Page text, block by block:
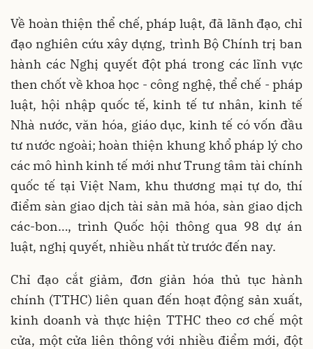
Về hoàn thiện thể chế, pháp luật, đã lãnh đạo, chỉ
đạo nghiên cứu xây dựng, trình Bộ Chính trị ban
hành các Nghị quyết đột phá trong các lĩnh vực
then chốt về khoa học - công nghệ, thể chế - pháp
luật, hội nhập quốc tế, kinh tế tư nhân, kinh tế
Nhà nước, văn hóa, giáo dục, kinh tế có vốn đầu
tư nước ngoài; hoàn thiện khung khổ pháp lý cho
các mô hình kinh tế mới như Trung tâm tài chính
quốc tế tại Việt Nam, khu thương mại tự do, thí
điểm sàn giao dịch tài sản mã hóa, sàn giao dịch
các-bon…, trình Quốc hội thông qua 98 dự án
luật, nghị quyết, nhiều nhất từ trước đến nay.
Chỉ đạo cắt giảm, đơn giản hóa thủ tục hành
chính (TTHC) liên quan đến hoạt động sản xuất,
kinh doanh và thực hiện TTHC theo cơ chế một
cửa, một cửa liên thông với nhiều điểm mới, đột